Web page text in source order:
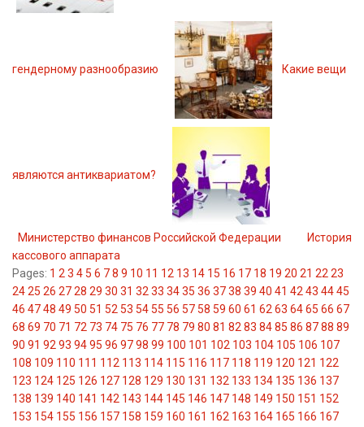
гендерному разнообразию Какие вещи
являются антиквариатом?
Министерство финансов Российской Федерации
История
кассового аппарата
Pages: 1 2 3 4 5 6 78 9 10 11 12 13 14 15 16 17 18 19 20 21 22 23
2425 26 2728 29 30 31 32 33 3435 36 3738 39 40 41 42 43 4445
46 4748 49 50 51 52 53 54 55 56 57 58 59 60 61 62 63 6465 66 67
68 69 70 71 72 73 74 75 76 77 78 79 80 81 82 83 8485 86 8788 89
90 91 92 93 9495 96 9798 99 100 101 102 103 104 105 106 107
108 109 110 111 112 113 114 115 116 117 118 119 120 121 122
123 124 125 126 127 128 129 130 131 132 133 134 135 136 137
138 139 140 141 142 143 144 145 146 147 148 149 150 151 152
153 154 155 156 157 158 159 160 161 162 163 164 165 166 167